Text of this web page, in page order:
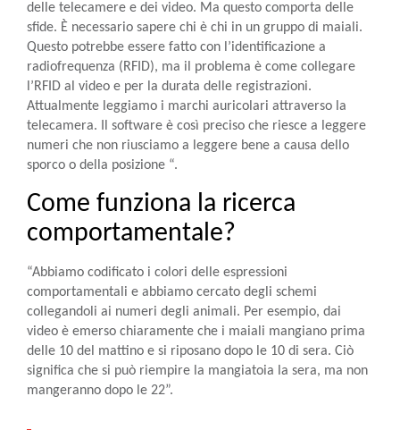
delle telecamere e dei video. Ma questo comporta delle
sfide. È necessario sapere chi è chi in un gruppo di maiali.
Questo potrebbe essere fatto con l’identificazione a
radiofrequenza (RFID), ma il problema è come collegare
l’RFID al video e per la durata delle registrazioni.
Attualmente leggiamo i marchi auricolari attraverso la
telecamera. Il software è così preciso che riesce a leggere
numeri che non riusciamo a leggere bene a causa dello
sporco o della posizione “.
Come funziona la ricerca
comportamentale?
“Abbiamo codificato i colori delle espressioni
comportamentali e abbiamo cercato degli schemi
collegandoli ai numeri degli animali. Per esempio, dai
video è emerso chiaramente che i maiali mangiano prima
delle 10 del mattino e si riposano dopo le 10 di sera. Ciò
significa che si può riempire la mangiatoia la sera, ma non
mangeranno dopo le 22”.